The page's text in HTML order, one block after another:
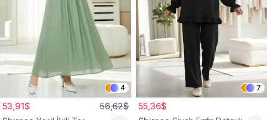
4
53,91$ 56,62$
7
55,36$